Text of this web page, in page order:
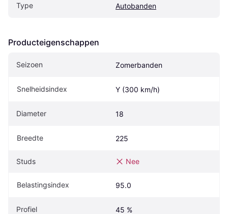
Type Autobanden
Producteigenschappen
Seizoen Zomerbanden
Snelheidsindex Y (300 km/h)
Diameter 18
Breedte 225
Studs Nee
Belastingsindex 95.0
Profiel 45 %